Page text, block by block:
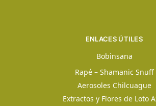
ENLACES ÚTILES
Bobinsana
Rapé – Shamanic Snuff
Aerosoles Chilcuague
Extractos y Flores de Loto